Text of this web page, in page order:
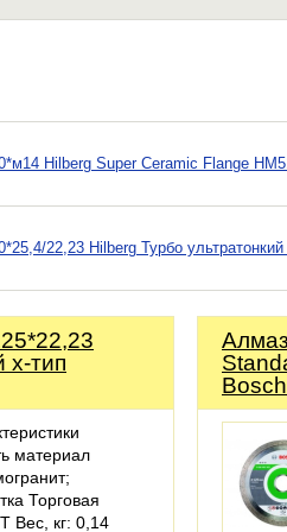
Hilberg Super Ceramic Flange
22,23 Hilberg Турбо
х-тип
материал
Торговая
Вес, кг: 0,14